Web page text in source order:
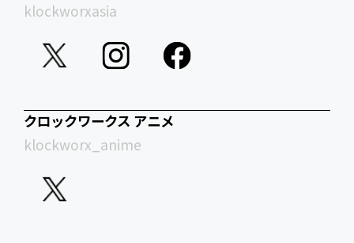
klockworxasia
クロックワークス アニメ
klockworx_anime